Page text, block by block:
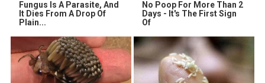
Fungus Is A Parasite, And
It Dies From A Drop Of
Plain...
No Poop For More Than 2
Days - It's The First Sign
Of